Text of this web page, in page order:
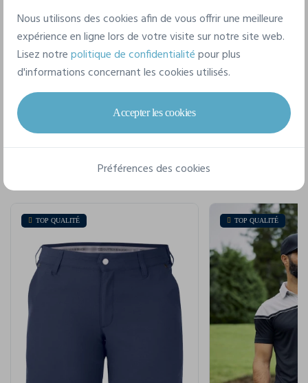
4XL
Pour un style complet
TOP QUALITÉ TOP QUALITÉ
Nous utilisons des cookies afin de vous offrir une meilleure
expérience en ligne lors de votre visite sur notre site web.
Lisez notrepolitique de confidentialitépour plus
d'informations concernant les cookies utilisés.
Accepter les cookies
Préférences des cookies